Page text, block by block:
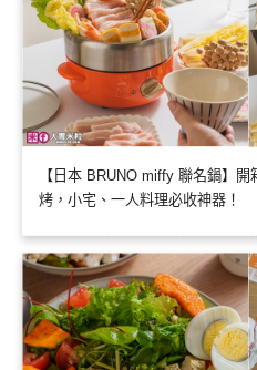
【日本 BRUNO miffy 聯名鍋】
烤，小宅、一人料理必收神器！